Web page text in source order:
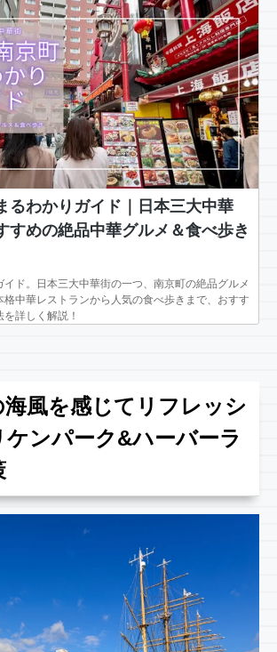
るわかりガイド｜日本三大中華
すめの絶品中華グルメ＆食べ歩き
ド。日本三大中華街の一つ、南京町の絶品グルメ
格中華レストランから人気の食べ歩きまで、おすす
詳しく解説！
海風を感じてリフレッシ
ケンパーク&ハーバーラ